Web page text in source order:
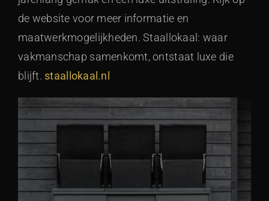
de website voor meer informatie en
maatwerkmogelijkheden. Staallokaal: waar
vakmanschap samenkomt, ontstaat luxe die
blijft. staallokaal.nl